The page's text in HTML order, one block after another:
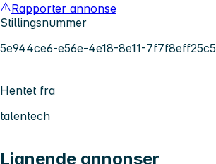
Rapporter annonse
Stillingsnummer
5e944ce6-e56e-4e18-8e11-7f7f8eff25c5
Hentet fra
talentech
Lignende annonser